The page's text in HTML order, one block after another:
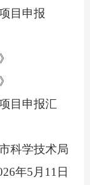
目申报
申报汇
科学技术局
年5月 11 日